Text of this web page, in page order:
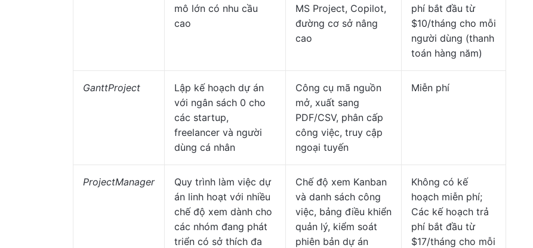
mô lớn có nhu cầu
cao
MS Project, Copilot,
đường cơ sở nâng
cao
phí bắt đầu từ
$10/tháng cho mỗi
người dùng (thanh
toán hàng năm)
GanttProject
Lập kế hoạch dự án
với ngân sách 0 cho
các startup,
freelancer và người
dùng cá nhân
Công cụ mã nguồn
mở, xuất sang
PDF/CSV, phân cấp
công việc, truy cập
ngoại tuyến
Miễn phí
ProjectManager
Quy trình làm việc dự
án linh hoạt với nhiều
chế độ xem dành cho
các nhóm đang phát
triển có sở thích đa
Chế độ xem Kanban
và danh sách công
việc, bảng điều khiển
quản lý, kiểm soát
phiên bản dự án
Không có kế
hoạch miễn phí;
Các kế hoạch trả
phí bắt đầu từ
$17/tháng cho mỗi